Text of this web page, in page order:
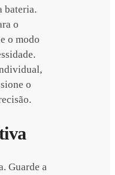
bateria.
o
o modo
o
Guarde a